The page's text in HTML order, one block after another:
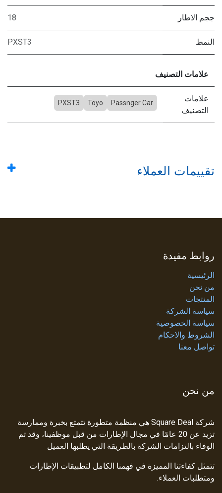
ججم الاطار 18
النمط PXST3
علامات التصنيف
علامات
التصنيف
Passnger Car
Toyo
PXST3
تقييمات العملاء
روابط مفيدة
الرئيسية
من نحن
المنتجات
سياسة الشركة
سياسة الخصوصية
الشروط والاحكام
تواصل معنا
من نحن
شركة Square Deal هي منظمة متطورة تتمتع بخبرة وممارسة
تزيد عن 20 عامًا في مجال الإطارات من قبل موظفينا، وقد تم
الوفاء بالتزامات الشركة بالطريقة التي يطلبها العميل
تتمثل كفاءتنا المميزة في فهمنا الكامل لتطبيقات الإطارات
ومتطلبات العملاء.